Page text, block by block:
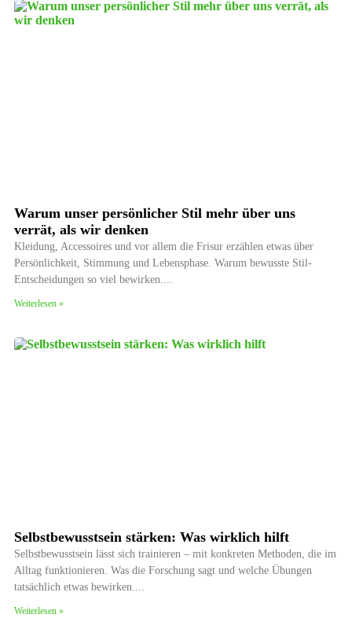
Warum unser persönlicher Stil mehr über uns
verrät, als wir denken
Kleidung, Accessoires und vor allem die Frisur erzählen etwas über
Persönlichkeit, Stimmung und Lebensphase. Warum bewusste Stil-
Entscheidungen so viel bewirken.
Weiterlesen »
Selbstbewusstsein stärken: Was wirklich hilft
Selbstbewusstsein lässt sich trainieren – mit konkreten Methoden, die im
Alltag funktionieren. Was die Forschung sagt und welche Übungen
tatsächlich etwas bewirken.
Weiterlesen »